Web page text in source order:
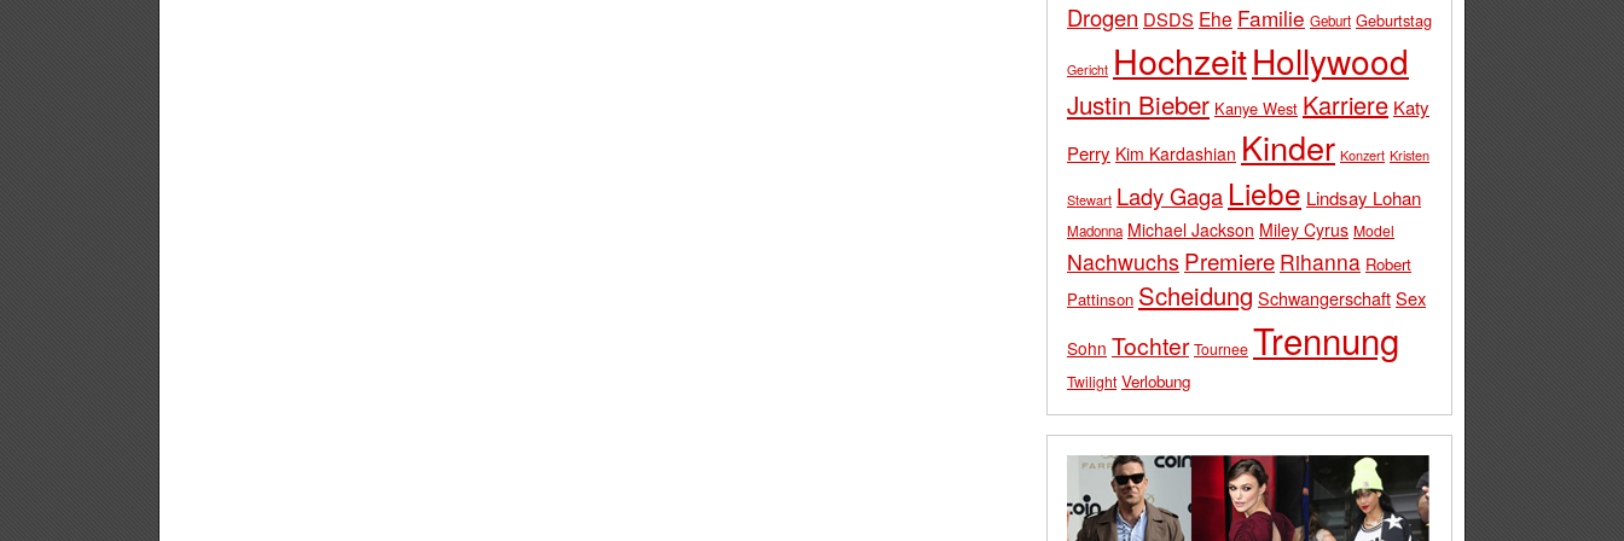
Drogen DSDS Ehe Familie Geburt Geburtstag
Gericht HochzeitHollywood
Justin Bieber Kanye West Karriere Katy
Perry Kim Kardashian Kinder Konzert Kristen
Stewart Lady Gaga Liebe Lindsay Lohan
Madonna Michael Jackson Miley Cyrus Model
Nachwuchs Premiere Rihanna Robert
Pattinson Scheidung SchwangerschaftSex
Sohn Tochter Tournee Trennung
Twilight Verlobung